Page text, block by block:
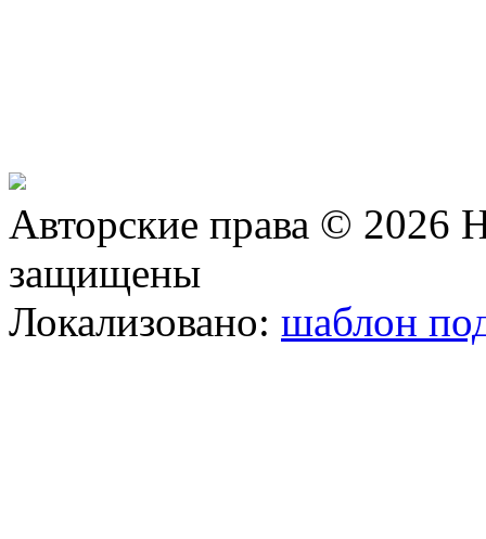
Авторские права © 2026
защищены
Локализовано: шаблон